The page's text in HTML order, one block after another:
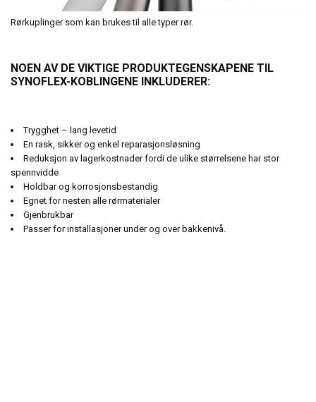
Rørkuplinger som kan brukes til alle typer rør.
NOEN AV DE VIKTIGE PRODUKTEGENSKAPENE TIL
SYNOFLEX-KOBLINGENE INKLUDERER:
Trygghet – lang levetid
En rask, sikker og enkel reparasjonsløsning
Reduksjon av lagerkostnader fordi de ulike størrelsene har stor
spennvidde
Holdbar og korrosjonsbestandig
Egnet for nesten alle rørmaterialer
Gjenbrukbar
Passer for installasjoner under og over bakkenivå.